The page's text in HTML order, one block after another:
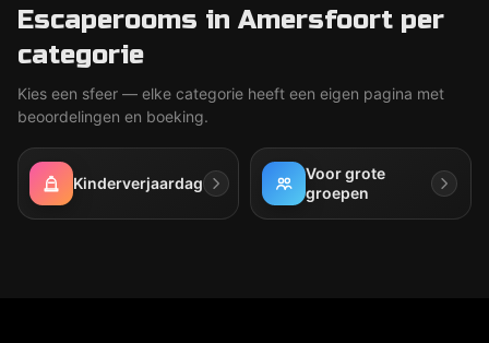
Escaperooms in Amersfoort per
categorie
Kies een sfeer — elke categorie heeft een eigen pagina met
beoordelingen en boeking.
Kinderverjaardag
Voor grote
groepen